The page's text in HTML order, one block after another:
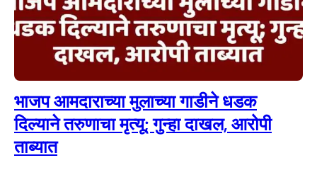
भाजप आमदाराच्या मुलाच्या गाडीने धडक
दिल्याने तरुणाचा मृत्यू; गुन्हा दाखल, आरोपी
ताब्यात